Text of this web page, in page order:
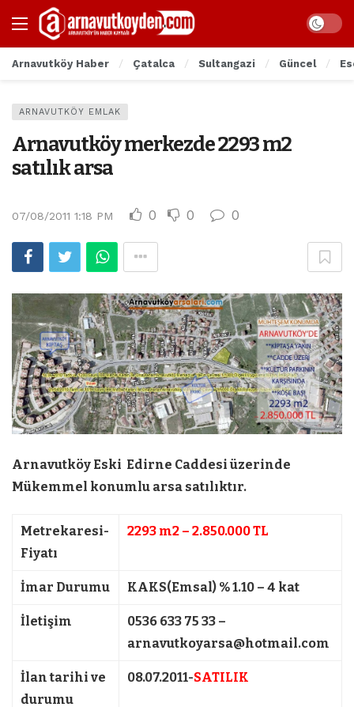
Arnavutköy Haber Çatalca Sultangazi Güncel
ARNAVUTKÖY EMLAK
Arnavutköy merkezde 2293 m2
satılık arsa
07/08/2011 1:18 PM 0 0 0
Arnavutköy Eski Edirne Caddesi üzerinde
Mükemmel konumlu arsa satılıktır.
Metrekaresi-
Fiyatı
2293 m2 – 2.850.000 TL
İmar Durumu KAKS(Emsal) % 1.10 – 4 kat
İletişim
0536 633 75 33 –
arnavutkoyarsa@hotmail.com
İlan tarihi ve
durumu
08.07.2011-SATILIK